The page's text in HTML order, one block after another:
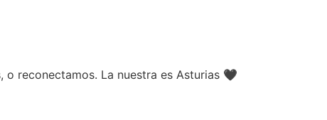
o reconectamos. La nuestra es Asturias 🖤​